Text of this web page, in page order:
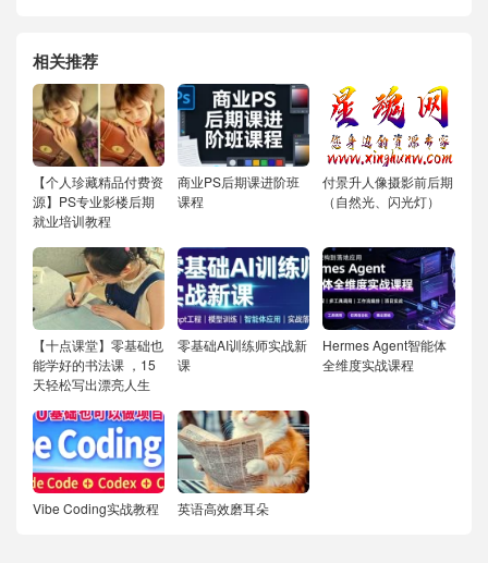
相关推荐
【个人珍藏精品付费资
源】PS专业影楼后期
就业培训教程
商业PS后期课进阶班
课程
付景升人像摄影前后期
（自然光、闪光灯）
【十点课堂】零基础也
能学好的书法课 ，15
天轻松写出漂亮人生
零基础AI训练师实战新
课
Hermes Agent智能体
全维度实战课程
Vibe Coding实战教程 英语高效磨耳朵